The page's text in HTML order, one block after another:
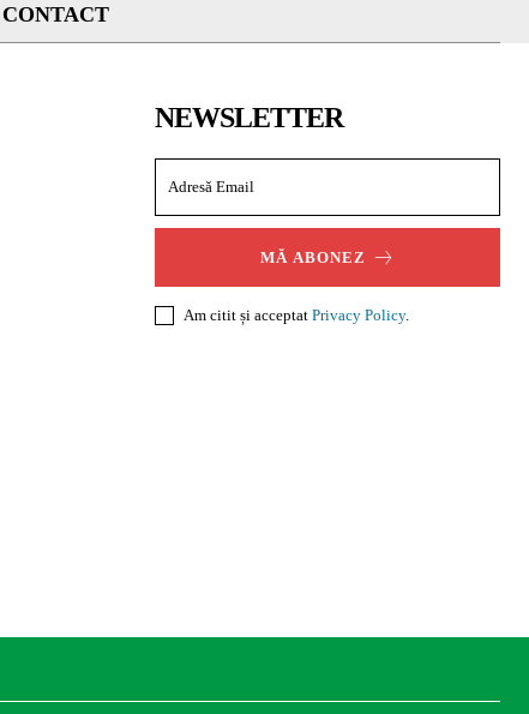
CONTACT
NEWSLETTER
MĂ ABONEZ
Am citit și acceptat Privacy Policy.